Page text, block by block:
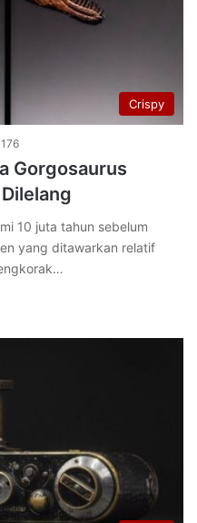
Crispy
176
Gorgosaurus
10 juta tahun sebelum
yang ditawarkan relatif